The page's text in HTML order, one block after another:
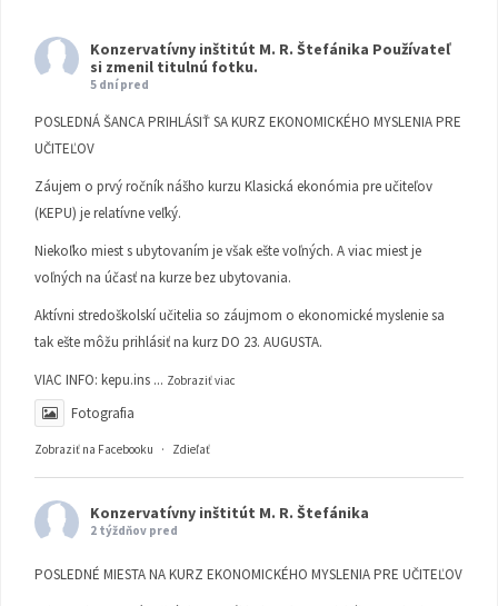
Konzervatívny inštitút M. R. Štefánika Používateľ
si zmenil titulnú fotku.
5 dní pred
POSLEDNÁ ŠANCA PRIHLÁSIŤ SA KURZ EKONOMICKÉHO MYSLENIA PRE
UČITEĽOV
Záujem o prvý ročník nášho kurzu Klasická ekonómia pre učiteľov
(KEPU) je relatívne veľký.
Niekoľko miest s ubytovaním je však ešte voľných. A viac miest je
voľných na účasť na kurze bez ubytovania.
Aktívni stredoškolskí učitelia so záujmom o ekonomické myslenie sa
tak ešte môžu prihlásiť na kurz DO 23. AUGUSTA.
VIAC INFO: kepu.ins ... Zobraziť viac
Fotografia
Zobraziť na Facebooku · Zdieľať
Konzervatívny inštitút M. R. Štefánika
2 týždňov pred
POSLEDNÉ MIESTA NA KURZ EKONOMICKÉHO MYSLENIA PRE UČITEĽOV